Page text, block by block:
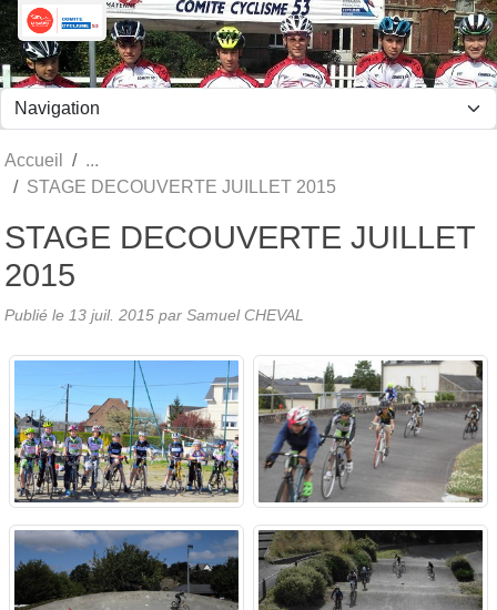
Accueil
STAGE DECOUVERTE JUILLET 2015
STAGE DECOUVERTE JUILLET
2015
Publié le 13 juil. 2015 par Samuel CHEVAL
Panneau de gestion des cookies